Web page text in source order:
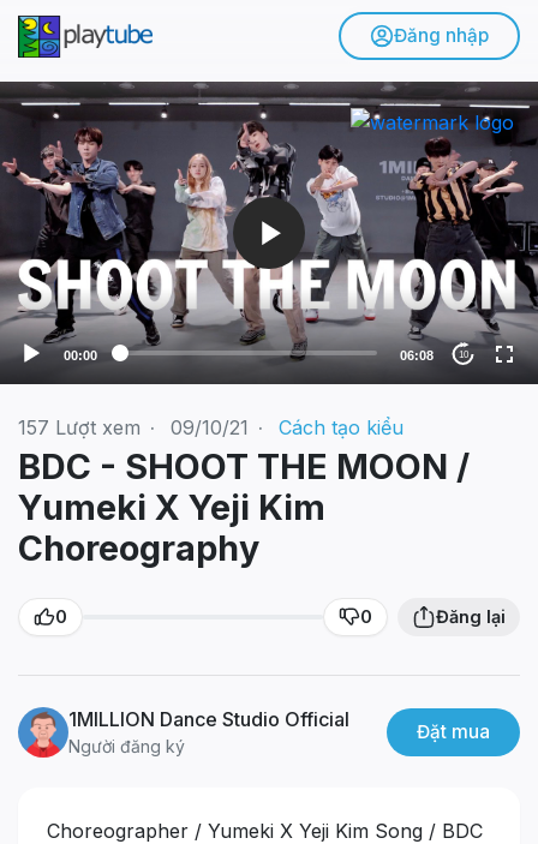
Đăng nhập
V
l
a
y
e
r
00:00 06:08 10
157 Lượt xem · 09/10/21 · Cách tạo kiểu
BDC - SHOOT THE MOON /
Yumeki X Yeji Kim
Choreography
0 0 Đăng lại
1MILLION Dance Studio Official
Người đăng ký
Đặt mua
Choreographer / Yumeki X Yeji Kim Song / BDC